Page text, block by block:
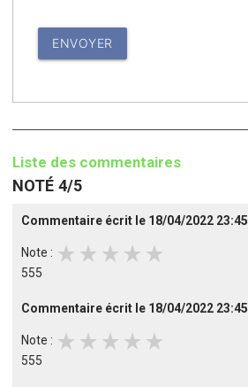
Liste des commentaires
NOTÉ 4/5
Commentaire écrit le 18/04/2022 23:45
Note : star_rate star_rate star_rate star_rate star_rate
555
Commentaire écrit le 18/04/2022 23:45
Note : star_rate star_rate star_rate star_rate star_rate
555